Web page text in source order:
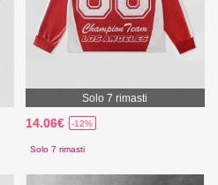
Solo 7 rimasti
14.06€ -12%
Solo 7 rimasti